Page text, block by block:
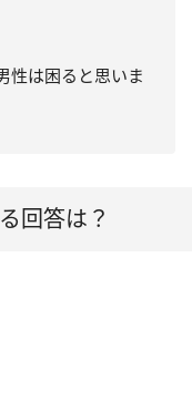
性は困ると思いま
回答は？